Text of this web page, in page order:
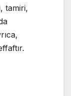
tamiri,